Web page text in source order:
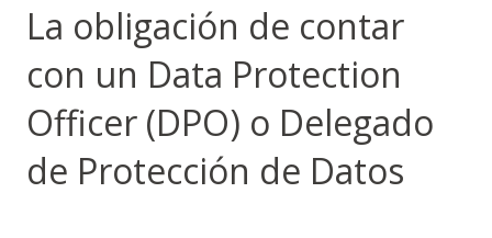
La obligación de contar
con un Data Protection
Officer (DPO) o Delegado
de Protección de Datos